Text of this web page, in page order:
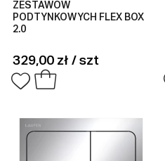
ZESTAWÓW
PODTYNKOWYCH FLEX BOX
2.0
329,00 zł / szt